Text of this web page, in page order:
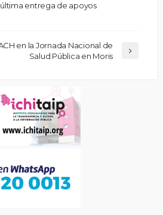
entrega de apoyos
en la Jornada Nacional de
Salud Pública en Moris